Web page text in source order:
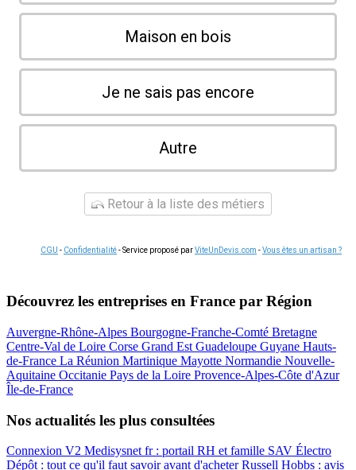
Maison en bois
Je ne sais pas encore
Autre
Retour à la liste des métiers
CGU - Confidentialité- Service proposé parViteUnDevis.com -Vous êtes un artisan ?
Découvrez les entreprises en France par Région
Auvergne-Rhône-Alpes Bourgogne-Franche-Comté Bretagne
Centre-Val de Loire Corse Grand Est Guadeloupe Guyane Hauts-
de-France La Réunion Martinique Mayotte Normandie Nouvelle-
Aquitaine Occitanie Pays de la Loire Provence-Alpes-Côte d'Azur
Île-de-France
Nos actualités les plus consultées
Connexion V2 Medisysnet fr : portail RH et famille SAV Électro
Dépôt : tout ce qu'il faut savoir avant d'acheterRussell Hobbs : avis